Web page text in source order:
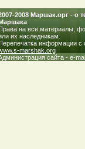
2008 Маршак.oрг - о
на все материалы,
их наследникам.
информации с
marshak.org
сайта - e-